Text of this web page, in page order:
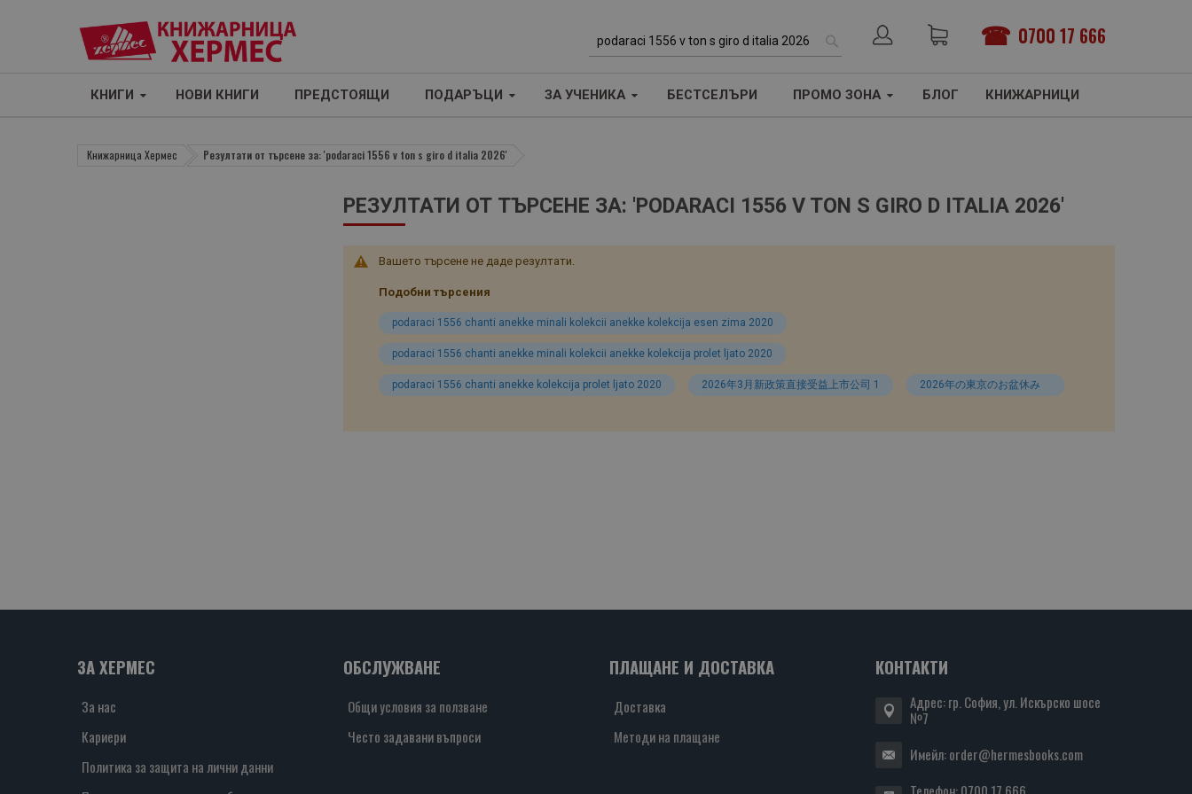
0700 17 666
р
ТЪРСЕНЕ
КНИГИ НОВИ КНИГИ ПРЕДСТОЯЩИ ПОДАРЪЦИ ЗА УЧЕНИКА БЕСТСЕЛЪРИ ПРОМО ЗОНА БЛОГ КНИЖАРНИЦИ
Книжарница Хермес Резултати от търсене за: 'podaraci 1556 v ton s giro d italia 2026'
РЕЗУЛТАТИ ОТ ТЪРСЕНЕ ЗА: 'PODARACI 1556 V TON S GIRO D ITALIA 2026'
Вашето търсене не даде резултати.
Подобни търсения
podaraci 1556 chanti anekke minali kolekcii anekke kolekcija esen zima 2020
podaraci 1556 chanti anekke minali kolekcii anekke kolekcija prolet ljato 2020
podaraci 1556 chanti anekke kolekcija prolet ljato 2020 2026年3月新政策直接受益上市公司 1 2026年の東京のお盆休み
ЗА ХЕРМЕС
За нас
Кариери
Политика за защита на лични данни
ОБСЛУЖВАНЕ
Общи условия за ползване
Често задавани въпроси
ПЛАЩАНЕ И ДОСТАВКА
Доставка
Методи на плащане
КОНТАКТИ
Адрес: гр. София, ул. Искърско шосе
№7
Имейл:order@hermesbooks.com